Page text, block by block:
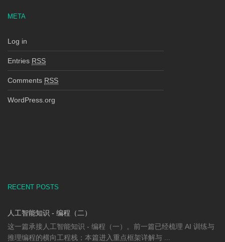
META
Log in
Entries RSS
Comments RSS
WordPress.org
RECENT POSTS
人工智能知识 - 编程（二）
这一篇承接人工智能知识 - 编程（一）。前一篇已经梳理 AI 训练与
推理编程的横向工程栈；本篇进入重点框架详解与 ...